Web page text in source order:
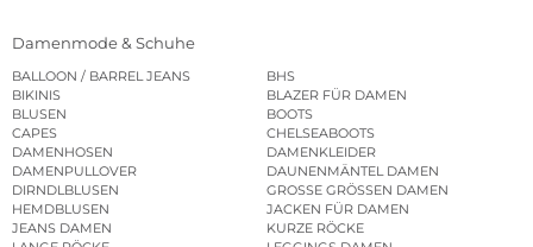
Damenmode & Schuhe
BALLOON / BARREL JEANS
BHS
BIKINIS
BLAZER FÜR DAMEN
BLUSEN
BOOTS
CAPES
CHELSEABOOTS
DAMENHOSEN
DAMENKLEIDER
DAMENPULLOVER
DAUNENMÄNTEL DAMEN
DIRNDLBLUSEN
GROSSE GRÖSSEN DAMEN
HEMDBLUSEN
JACKEN FÜR DAMEN
JEANS DAMEN
KURZE RÖCKE